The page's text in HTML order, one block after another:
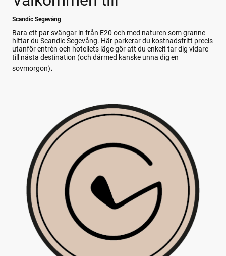
Scandic Segevång
Bara ett par svängar in från E20 och med naturen som granne
hittar du Scandic Segevång. Här parkerar du kostnadsfritt precis
utanför entrén och hotellets läge gör att du enkelt tar dig vidare
till nästa destination (och därmed kanske unna dig en
sovmorgon).